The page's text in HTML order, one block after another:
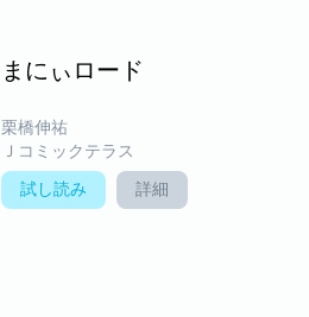
まにぃロード
栗橋伸祐
Ｊコミックテラス
試し読み 詳細